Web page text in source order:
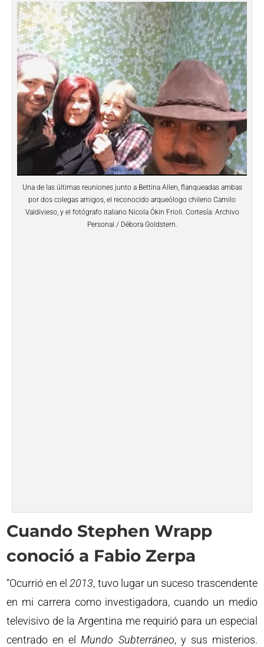
Una de las últimas reuniones junto a Bettina Allen, flanqueadas ambas
por dos colegas amigos, el reconocido arqueólogo chileno Camilo
Valdivieso, y el fotógrafo italiano Nicola Ókin Frioli. Cortesía: Archivo
Personal / Débora Goldstern.
Cuando Stephen Wrapp
conoció a Fabio Zerpa
“Ocurrió en el2013, tuvo lugar un suceso trascendente
en mi carrera como investigadora, cuando un medio
televisivo de la Argentina me requirió para un especial
centrado en elMundo Subterráneo, y sus misterios.